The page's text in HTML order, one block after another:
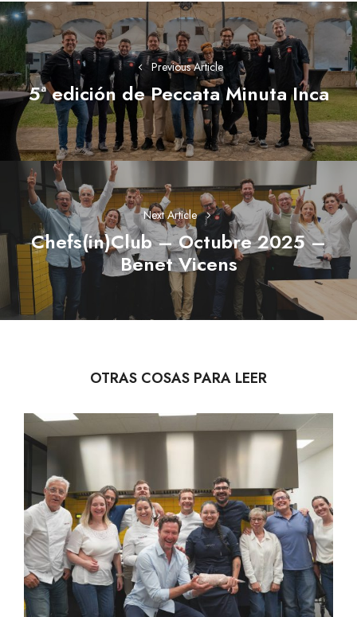
Navegación
de
entradas
Previous Article
Previous
post:
5ª edición de Peccata Minuta Inca
Next Article
Next
post:
Chefs(in)Club – Octubre 2025 –
Benet Vicens
OTRAS COSAS PARA LEER